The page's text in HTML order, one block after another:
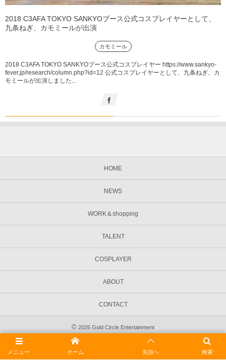
2018 C3AFA TOKYO SANKYOブース公式コスプレイヤーとして、
九条ねぎ、カモミールが出演
カモミール
2018 C3AFA TOKYO SANKYOブース公式コスプレイヤー https://www.sankyo-
fever.jp/research/column.php?id=12 公式コスプレイヤーとして、九条ねぎ、カ
モミールが出演しました...
HOME
NEWS
WORK＆shopping
TALENT
COSPLAYER
ABOUT
CONTACT
© 2026 Gold Circle Entertainment
メニュー 検索
ホーム 先頭へ